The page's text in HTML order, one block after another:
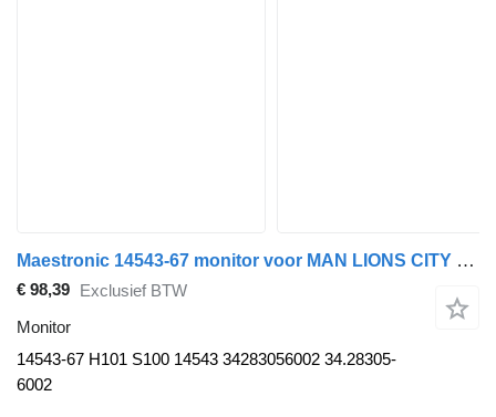
Maestronic 14543-67 monitor voor MAN LIONS CITY (01.04-) bus
€ 98,39
Exclusief BTW
Monitor
14543-67 H101 S100 14543 34283056002 34.28305-
6002